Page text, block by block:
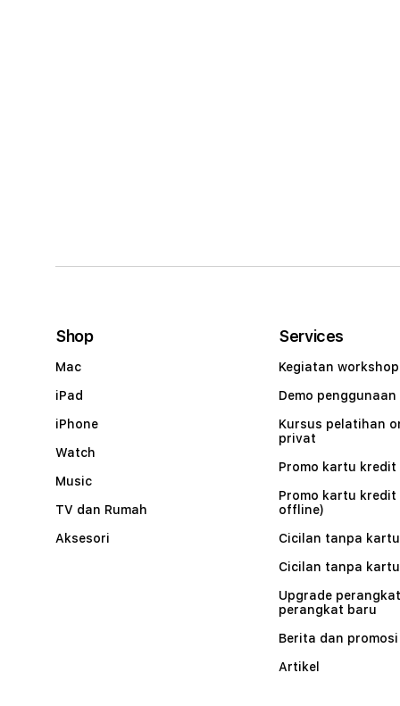
Shop
Mac
iPad
iPhone
Watch
Music
TV dan Rumah
Aksesori
Services
Kegiatan workshop
Demo penggunaan
Kursus pelatihan
privat
Promo kartu kredit
Promo kartu kredit
offline)
Cicilan tanpa
Cicilan tanpa
Upgrade
perangkat baru
Berita dan promosi
Artikel